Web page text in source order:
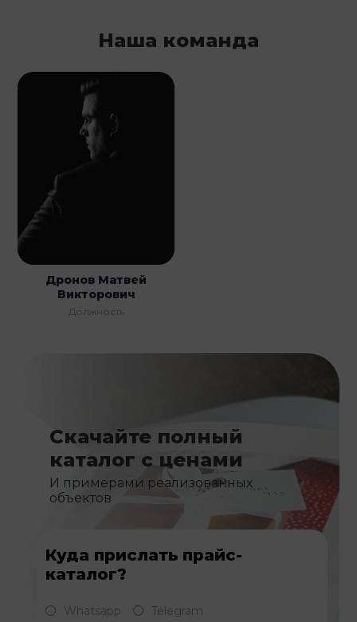
Наша команда
Дронов Матвей
Викторович
Должность
Скачайте полный
каталог с ценами
И примерами реализованных
объектов
Куда прислать прайс-
каталог?
Whatsapp Telegram